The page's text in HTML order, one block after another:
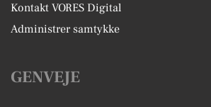
Kontakt VORES Digital
Administrer samtykke
GENVEJE